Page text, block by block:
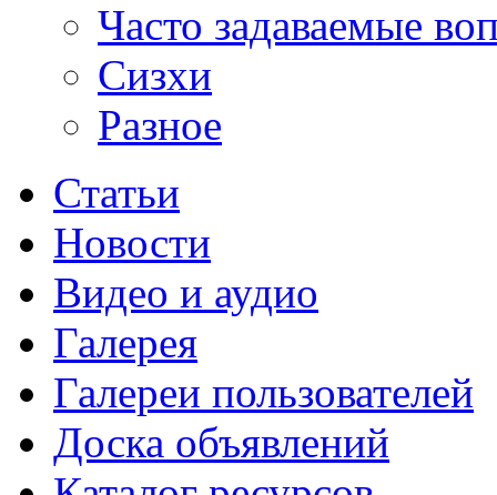
Часто задаваемые
Сизхи
Разное
Статьи
Новости
Видео и аудио
Галерея
Галереи пользователей
Доска объявлений